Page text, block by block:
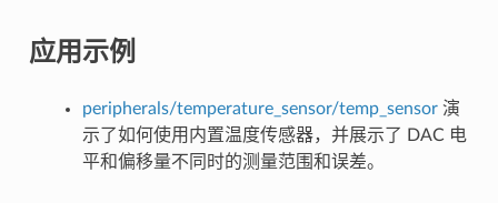
应用示例
peripherals/temperature_sensor/temp_sensor演
示了如何使用内置温度传感器，并展示了 DAC 电
平和偏移量不同时的测量范围和误差。